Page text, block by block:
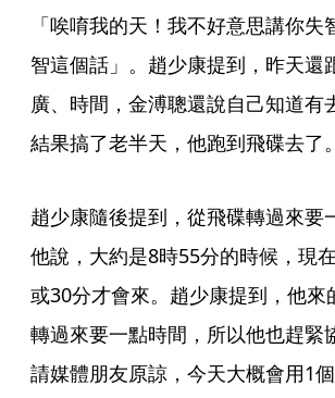
「唉唷我的天！我不好意思講你
智這個話」。趙少康提到，昨天還
廣、時間，金溥聰還說自己知道有
結果搞了老半天，他跑到飛碟去了。
趙少康隨後提到，從飛碟轉過來要
他說，大約是8時55分的時候，現
或30分才會來。趙少康提到，他來
轉過來要一點時間，所以他也趕緊
請媒體朋友原諒，今天大概會用1